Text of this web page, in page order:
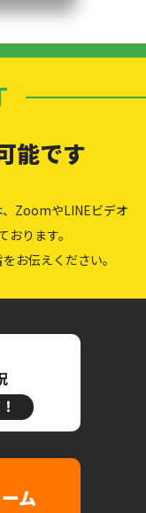
能です
ZoomやLINEビデオ
ります。
お伝えください。
ム